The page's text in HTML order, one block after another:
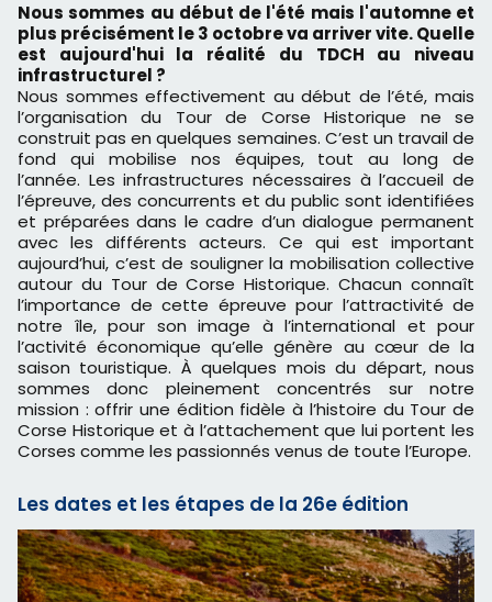
Nous sommes au début de l'été mais l'automne et
plus précisément le 3 octobre va arriver vite. Quelle
est aujourd'hui la réalité du TDCH au niveau
infrastructurel ?
Nous sommes effectivement au début de l’été, mais
l’organisation du Tour de Corse Historique ne se
construit pas en quelques semaines. C’est un travail de
fond qui mobilise nos équipes, tout au long de
l’année. Les infrastructures nécessaires à l’accueil de
l’épreuve, des concurrents et du public sont identifiées
et préparées dans le cadre d’un dialogue permanent
avec les différents acteurs. Ce qui est important
aujourd’hui, c’est de souligner la mobilisation collective
autour du Tour de Corse Historique. Chacun connaît
l’importance de cette épreuve pour l’attractivité de
notre île, pour son image à l’international et pour
l’activité économique qu’elle génère au cœur de la
saison touristique. À quelques mois du départ, nous
sommes donc pleinement concentrés sur notre
mission : offrir une édition fidèle à l’histoire du Tour de
Corse Historique et à l’attachement que lui portent les
Corses comme les passionnés venus de toute l’Europe.
Les dates et les étapes de la 26e édition